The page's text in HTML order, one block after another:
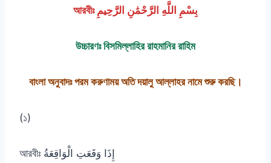
আরবীঃ بِسْمِ اللَّهِ الرَّحْمَٰنِ الرَّحِيمِ
উচ্চারণঃ বিসমিল্লাহির রাহমানির রাহিম
বাংলা অনুবাদঃ পরম করুণাময় অতি দয়ালু আল্লাহর নামে শুরু করছি।
(১)
আরবীঃ إِذَا وَقَعَتِ الْوَاقِعَةُ